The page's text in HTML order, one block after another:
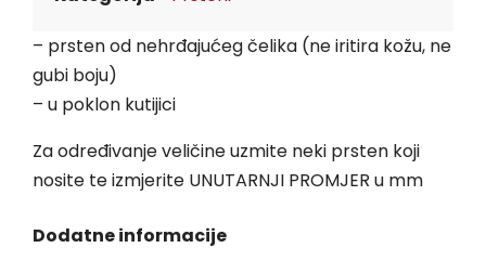
– prsten od nehrđajućeg čelika (ne iritira kožu, ne
gubi boju)
– u poklon kutijici
Za određivanje veličine uzmite neki prsten koji
nosite te izmjerite UNUTARNJI PROMJER u mm
Dodatne informacije